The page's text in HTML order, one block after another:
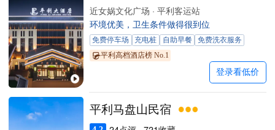
近女娲文化广场 · 平利客运站
环境优美，卫生条件做得很到位
免费停车场 充电桩 自助早餐
免费洗衣服务
平利高档酒店榜 No.1
登录看低价
平利马盘山民宿